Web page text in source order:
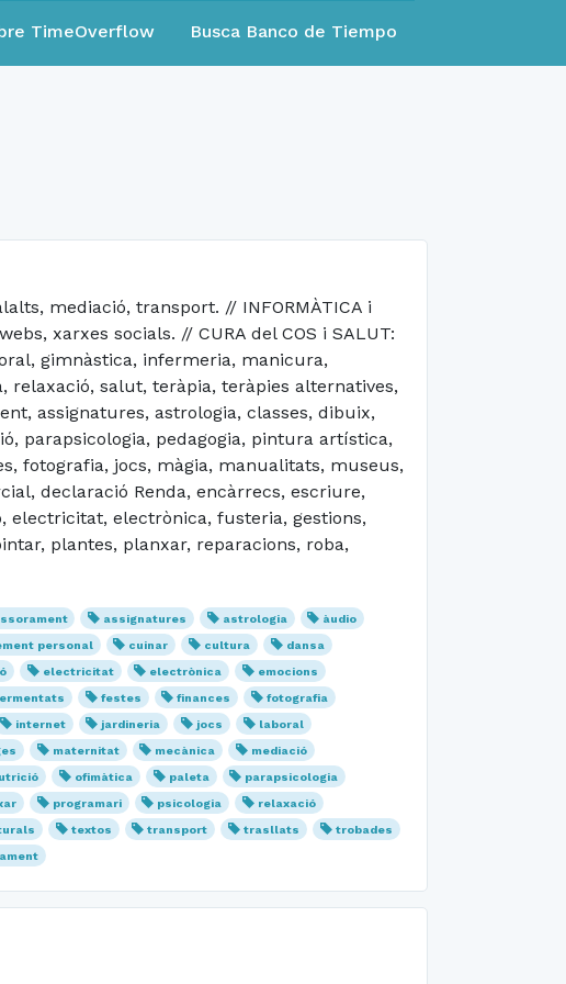
TimeOverflow Busca Banco de Tiempo
mediació, transport. // INFORMÀTICA i
xarxes socials. // CURA del COS i SALUT:
gimnàstica, infermeria, manicura,
salut, teràpia, teràpies alternatives,
assignatures, astrologia, classes, dibuix,
parapsicologia, pedagogia, pintura artística,
fotografia, jocs, màgia, manualitats, museus,
declaració Renda, encàrrecs, escriure,
electricitat, electrònica, fusteria, gestions,
plantes, planxar, reparacions, roba,
assignatures astrologia
àudio
personal cuinar cultura
dansa
electricitat electrònica
emocions
festes finances
fotografia
internet jardineria jocs
laboral
maternitat mecànica
mediació
ofimàtica paleta
parapsicologia
programari psicologia
relaxació
textos transport trasllats
trobades